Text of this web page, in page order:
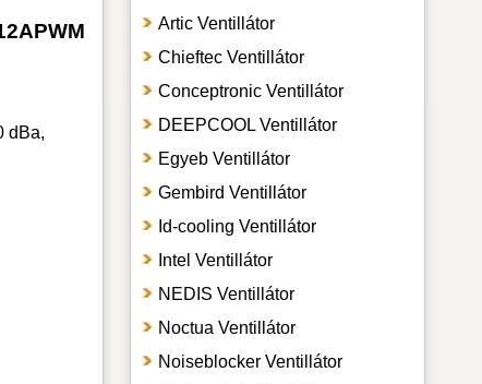
dBa,
Artic Ventillátor
Chieftec Ventillátor
Conceptronic Ventillátor
DEEPCOOL Ventillátor
Egyeb Ventillátor
Gembird Ventillátor
Id-cooling Ventillátor
Intel Ventillátor
NEDIS Ventillátor
Noctua Ventillátor
Noiseblocker Ventillátor